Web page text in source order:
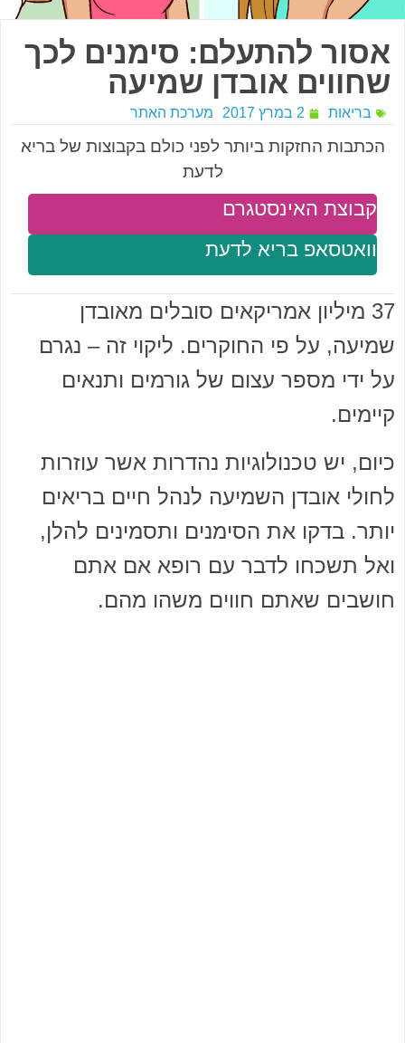
אסור להתעלם: סימנים לכך
שחווים אובדן שמיעה
בריאות 2 במרץ 2017 מערכת האתר
הכתבות החזקות ביותר לפני כולם בקבוצות של בריא
לדעת
וואטסאפ בריא לדעת
קבוצת האינסטגרם
37 מיליון אמריקאים סובלים מאובדן
שמיעה, על פי החוקרים. ליקוי זה – נגרם
על ידי מספר עצום של גורמים ותנאים
קיימים.
כיום, יש טכנולוגיות נהדרות אשר עוזרות
לחולי אובדן השמיעה לנהל חיים בריאים
יותר. בדקו את הסימנים ותסמינים להלן,
ואל תשכחו לדבר עם רופא אם אתם
חושבים שאתם חווים משהו מהם.